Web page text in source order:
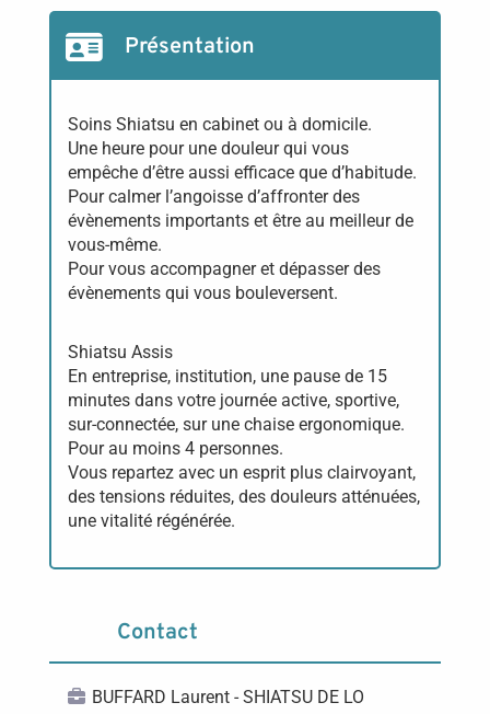
Présentation
Soins Shiatsu en cabinet ou à domicile.
Une heure pour une douleur qui vous
empêche d’être aussi efficace que d’habitude.
Pour calmer l’angoisse d’affronter des
évènements importants et être au meilleur de
vous-même.
Pour vous accompagner et dépasser des
évènements qui vous bouleversent.
Shiatsu Assis
En entreprise, institution, une pause de 15
minutes dans votre journée active, sportive,
sur-connectée, sur une chaise ergonomique.
Pour au moins 4 personnes.
Vous repartez avec un esprit plus clairvoyant,
des tensions réduites, des douleurs atténuées,
une vitalité régénérée.
Contact
BUFFARD Laurent - SHIATSU DE LO